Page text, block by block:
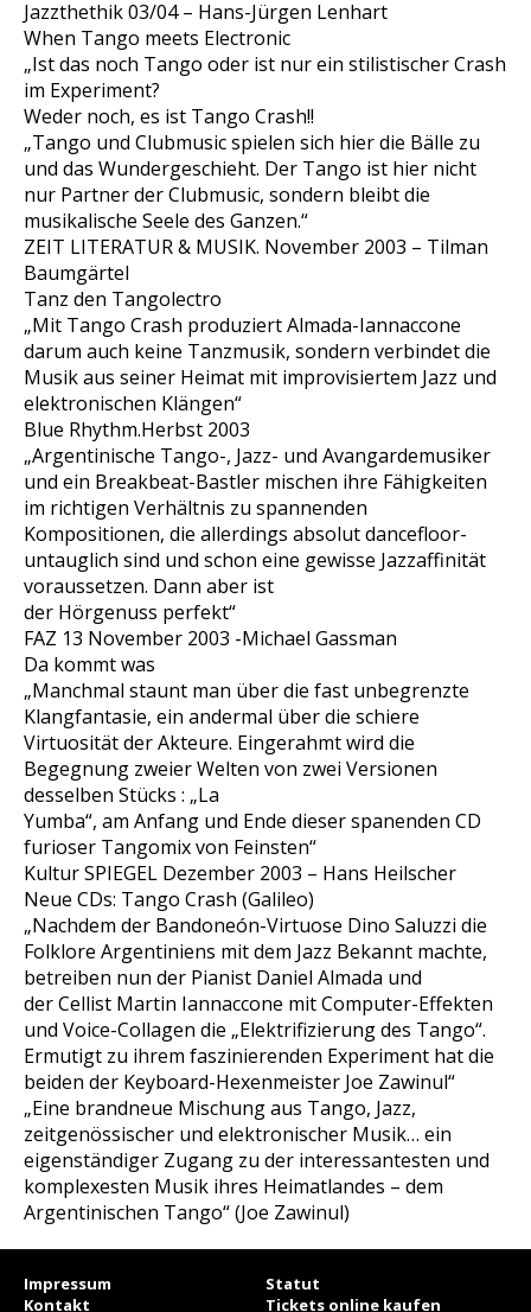
Jazzthethik 03/04 – Hans-Jürgen Lenhart
When Tango meets Electronic
„Ist das noch Tango oder ist nur ein stilistischer Crash
im Experiment?
Weder noch, es ist Tango Crash!!
„Tango und Clubmusic spielen sich hier die Bälle zu
und das Wundergeschieht. Der Tango ist hier nicht
nur Partner der Clubmusic, sondern bleibt die
musikalische Seele des Ganzen.“
ZEIT LITERATUR & MUSIK. November 2003 – Tilman
Baumgärtel
Tanz den Tangolectro
„Mit Tango Crash produziert Almada-Iannaccone
darum auch keine Tanzmusik, sondern verbindet die
Musik aus seiner Heimat mit improvisiertem Jazz und
elektronischen Klängen“
Blue Rhythm.Herbst 2003
„Argentinische Tango-, Jazz- und Avangardemusiker
und ein Breakbeat-Bastler mischen ihre Fähigkeiten
im richtigen Verhältnis zu spannenden
Kompositionen, die allerdings absolut dancefloor-
untauglich sind und schon eine gewisse Jazzaffinität
voraussetzen. Dann aber ist
der Hörgenuss perfekt“
FAZ 13 November 2003 -Michael Gassman
Da kommt was
„Manchmal staunt man über die fast unbegrenzte
Klangfantasie, ein andermal über die schiere
Virtuosität der Akteure. Eingerahmt wird die
Begegnung zweier Welten von zwei Versionen
desselben Stücks : „La
Yumba“, am Anfang und Ende dieser spanenden CD
furioser Tangomix von Feinsten“
Kultur SPIEGEL Dezember 2003 – Hans Heilscher
Neue CDs: Tango Crash (Galileo)
„Nachdem der Bandoneón-Virtuose Dino Saluzzi die
Folklore Argentiniens mit dem Jazz Bekannt machte,
betreiben nun der Pianist Daniel Almada und
der Cellist Martin Iannaccone mit Computer-Effekten
und Voice-Collagen die „Elektrifizierung des Tango“.
Ermutigt zu ihrem faszinierenden Experiment hat die
beiden der Keyboard-Hexenmeister Joe Zawinul“
„Eine brandneue Mischung aus Tango, Jazz,
zeitgenössischer und elektronischer Musik… ein
eigenständiger Zugang zu der interessantesten und
komplexesten Musik ihres Heimatlandes – dem
Argentinischen Tango“ (Joe Zawinul)
Impressum
Statut
Kontakt
Tickets online kaufen